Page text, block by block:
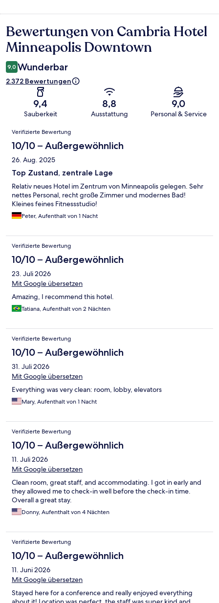
Bewertungen
Bewertungen von Cambria Hotel
Minneapolis Downtown
9,0 Wunderbar
2.372 Bewertungen
9,4
Sauberkeit
8,8
Ausstattung
9,0
Personal & Service
Bewertungen
Verifizierte Bewertung
10/10 – Außergewöhnlich
26. Aug. 2025
Top Zustand, zentrale Lage
Relativ neues Hotel im Zentrum von Minneapolis gelegen. Sehr
nettes Personal, recht große Zimmer und modernes Bad!
Kleines feines Fitnessstudio!
Peter, Aufenthalt von 1 Nacht
Verifizierte Bewertung
10/10 – Außergewöhnlich
23. Juli 2026
Mit Google übersetzen
Amazing, I recommend this hotel.
Tatiana, Aufenthalt von 2 Nächten
Verifizierte Bewertung
10/10 – Außergewöhnlich
31. Juli 2026
Mit Google übersetzen
Everything was very clean: room, lobby, elevators
Mary, Aufenthalt von 1 Nacht
Verifizierte Bewertung
10/10 – Außergewöhnlich
11. Juli 2026
Mit Google übersetzen
Clean room, great staff, and accommodating. I got in early and
they allowed me to check-in well before the check-in time.
Overall a great stay.
Donny, Aufenthalt von 4 Nächten
Verifizierte Bewertung
10/10 – Außergewöhnlich
11. Juni 2026
Mit Google übersetzen
Stayed here for a conference and really enjoyed everything